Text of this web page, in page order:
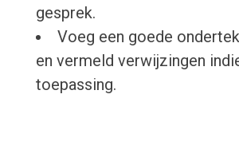
gesprek.
Voeg een goede
en vermeld verwijzingen
toepassing.